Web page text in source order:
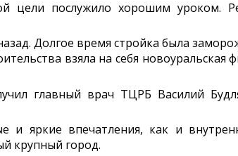
цели послужило хорошим уроком.
Долгое время стройка была
взяла на себя новоуральская
главный врач ТЦРБ Василий
и яркие впечатления, как и
крупный город.